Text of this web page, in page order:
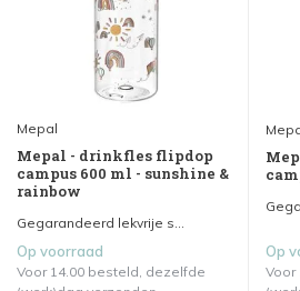
Mepal
Mepal - drinkfles flipdop
campus 600 ml - sunshine &
rainbow
Gegarandeerd lekvrije s...
Op voorraad
Voor 14.00 besteld, dezelfde
Op
Voor